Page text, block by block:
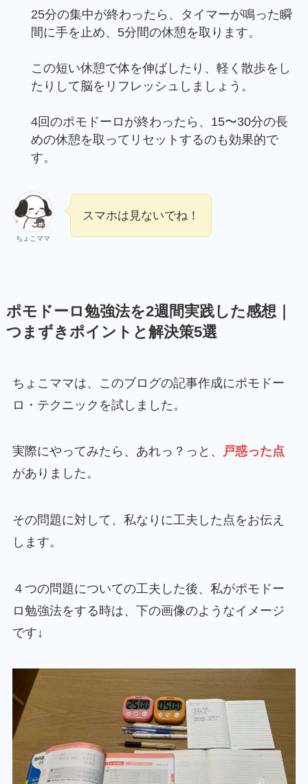
25分の集中が終わったら、タイマーが鳴った瞬
間に手を止め、5分間の休憩を取ります。
この短い休憩で体を伸ばしたり、軽く散歩をし
たりして脳をリフレッシュしましょう。
4回のポモドーロが終わったら、15〜30分の長
めの休憩を取ってリセットするのも効果的で
す。
ちょこママ
スマホは見ないでね！
ポモドーロ勉強法を2週間実践した感想｜
つまずきポイントと解決策5選
ちょこママは、このブログの記事作成にポモドー
ロ・テクニックを試しました。
実際にやってみたら、あれっ？っと、
戸惑った点
がありました。
その問題に対して、私なりに工夫した点をお伝え
します。
４つの問題についての工夫した後、私がポモドー
ロ勉強法をする時は、下の画像のようなイメージ
です↓